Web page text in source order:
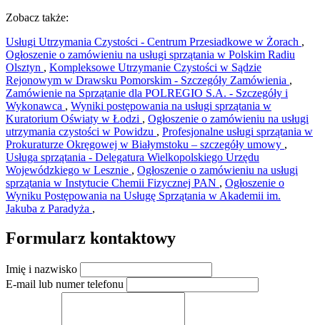
Zobacz także:
Usługi Utrzymania Czystości - Centrum Przesiadkowe w Żorach ,
Ogłoszenie o zamówieniu na usługi sprzątania w Polskim Radiu
Olsztyn , Kompleksowe Utrzymanie Czystości w Sądzie
Rejonowym w Drawsku Pomorskim - Szczegóły Zamówienia ,
Zamówienie na Sprzątanie dla POLREGIO S.A. - Szczegóły i
Wykonawca , Wyniki postępowania na usługi sprzątania w
Kuratorium Oświaty w Łodzi , Ogłoszenie o zamówieniu na usługi
utrzymania czystości w Powidzu , Profesjonalne usługi sprzątania w
Prokuraturze Okręgowej w Białymstoku – szczegóły umowy ,
Usługa sprzątania - Delegatura Wielkopolskiego Urzędu
Wojewódzkiego w Lesznie , Ogłoszenie o zamówieniu na usługi
sprzątania w Instytucie Chemii Fizycznej PAN , Ogłoszenie o
Wyniku Postępowania na Usługę Sprzątania w Akademii im.
Jakuba z Paradyża ,
Formularz kontaktowy
Imię i nazwisko
E-mail lub numer telefonu